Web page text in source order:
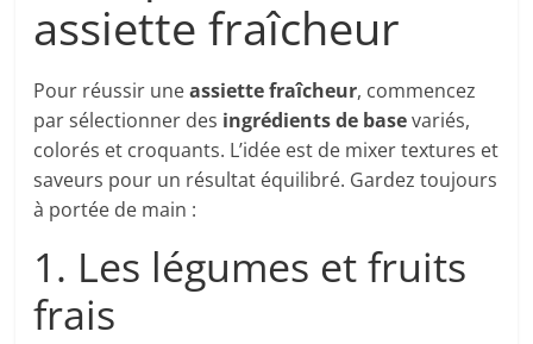
assiette fraîcheur
Pour réussir uneassiette fraîcheur, commencez
par sélectionner des ingrédients de basevariés,
colorés et croquants. L’idée est de mixer textures et
saveurs pour un résultat équilibré. Gardez toujours
à portée de main :
1. Les légumes et fruits
frais